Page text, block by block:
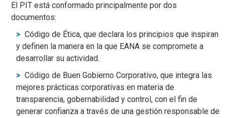
El PIT está conformado principalmente por dos
documentos:
Código de Ética, que declara los principios que inspiran
y definen la manera en la que EANA se compromete a
desarrollar su actividad.
Código de Buen Gobierno Corporativo, que integra las
mejores prácticas corporativas en materia de
transparencia, gobernabilidad y control, con el fin de
generar confianza a través de una gestión responsable de